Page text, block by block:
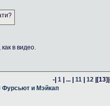
в видео.
-|1 | ... |11 |12 |[13]
Фурсьют и Мэйкап